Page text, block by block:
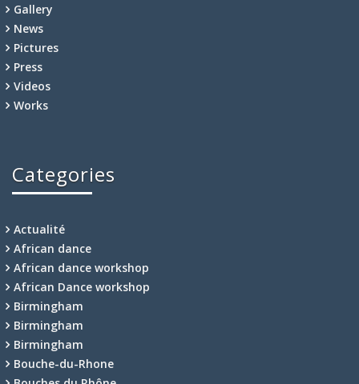
Gallery
News
Pictures
Press
Videos
Works
Categories
Actualité
African dance
African dance workshop
African Dance workshop
Birmingham
Birmingham
Birmingham
Bouche-du-Rhone